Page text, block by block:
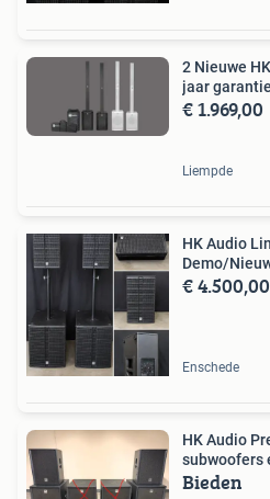
2 Nieuwe
jaar garantie
€ 1.969,00
Liempde
HK Audio
Demo/
beschikbaar
€ 4.500,00
Enschede
HK Audio
subwoofers
Bieden